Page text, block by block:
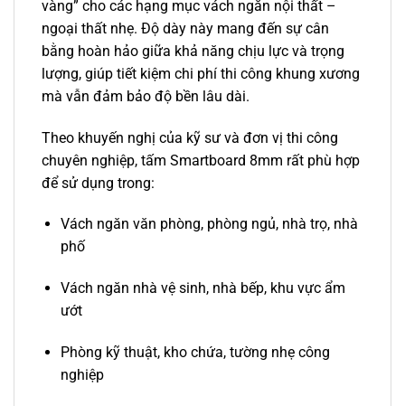
vàng” cho các hạng mục vách ngăn nội thất –
ngoại thất nhẹ. Độ dày này mang đến sự cân
bằng hoàn hảo giữa khả năng chịu lực và trọng
lượng, giúp tiết kiệm chi phí thi công khung xương
mà vẫn đảm bảo độ bền lâu dài.
Theo khuyến nghị của kỹ sư và đơn vị thi công
chuyên nghiệp, tấm Smartboard 8mm rất phù hợp
để sử dụng trong:
Vách ngăn văn phòng, phòng ngủ, nhà trọ, nhà
phố
Vách ngăn nhà vệ sinh, nhà bếp, khu vực ẩm
ướt
Phòng kỹ thuật, kho chứa, tường nhẹ công
nghiệp